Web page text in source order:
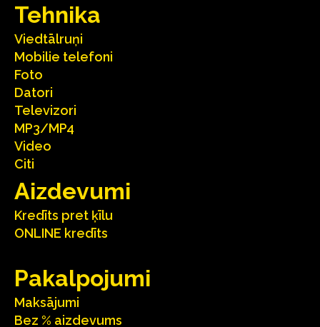
Tehnika
Viedtālruņi
Mobilie telefoni
Foto
Datori
Televizori
MP3/MP4
Video
Citi
Aizdevumi
Kredīts pret ķīlu
ONLINE kredīts
Pakalpojumi
Maksājumi
Bez % aizdevums